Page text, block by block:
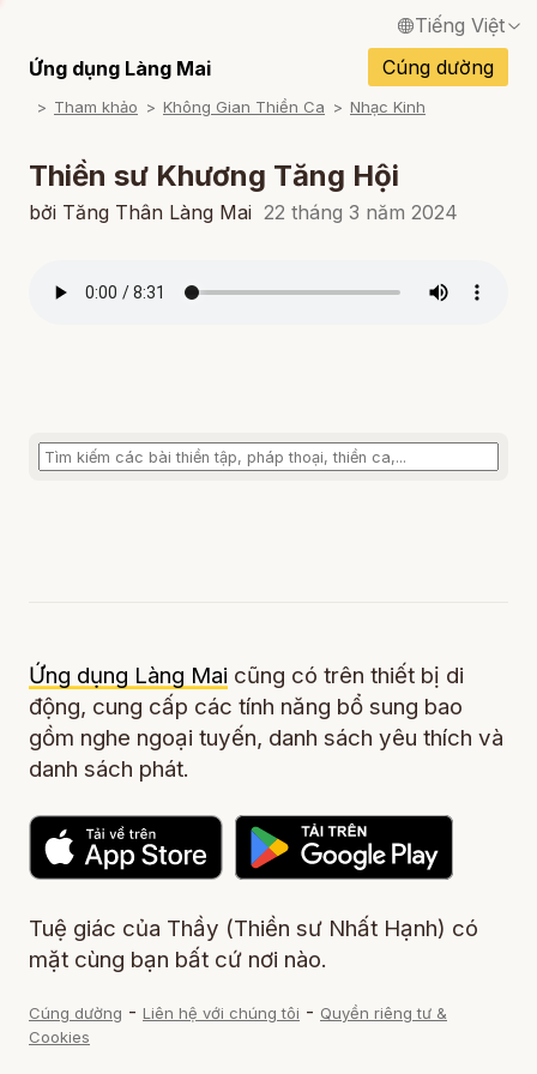
Tiếng Việt
English / Tiếng Anh
Français / Tiếng Pháp
Español / Tiếng Tây Ban Nha
Deutsch / Tiếng Đức
Português / Tiếng Bồ Đào Nha
Ứng dụng Làng Mai Cúng dường
Tham khảo Không Gian Thiền Ca Nhạc Kinh
Thiền sư Khương Tăng Hội
bởi Tăng Thân Làng Mai 22 tháng 3 năm 2024
Ứng dụng Làng Mai cũng có trên thiết bị di
động, cung cấp các tính năng bổ sung bao
gồm nghe ngoại tuyến, danh sách yêu thích và
danh sách phát.
Tuệ giác của Thầy (Thiền sư Nhất Hạnh) có
mặt cùng bạn bất cứ nơi nào.
Cúng dường - Liên hệ với chúng tôi - Quyền riêng tư &
Cookies